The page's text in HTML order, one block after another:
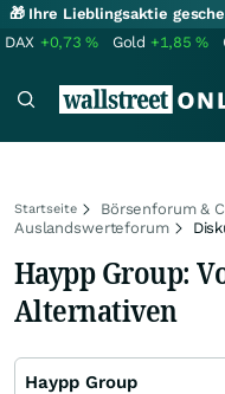
🎁 Ihre Lieblingsaktie
DAX +0,73% Gold +1,85%
Startseite Börsenforum &
Auslandswerteforum
Haypp Group:
Alternativen
Haypp Group